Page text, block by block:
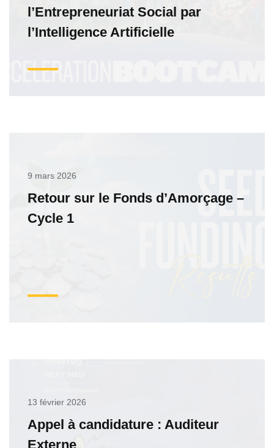
l’Entrepreneuriat Social par
l’Intelligence Artificielle
9 mars 2026
Retour sur le Fonds d’Amorçage –
Cycle 1
13 février 2026
Appel à candidature : Auditeur
Externe